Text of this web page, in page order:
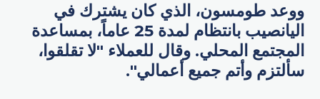
ووعد طومسون، الذي كان يشترك في
اليانصيب بانتظام لمدة 25 عاماً، بمساعدة
المجتمع المحلي. وقال للعملاء "لا تقلقوا،
سألتزم وأتم جميع أعمالي".